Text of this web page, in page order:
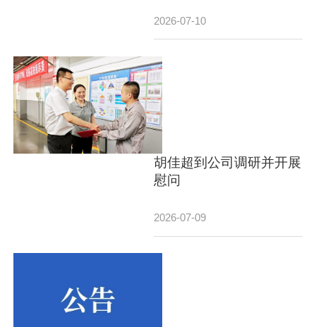
2026-07-10
胡佳超到公司调研并开展
慰问
2026-07-09